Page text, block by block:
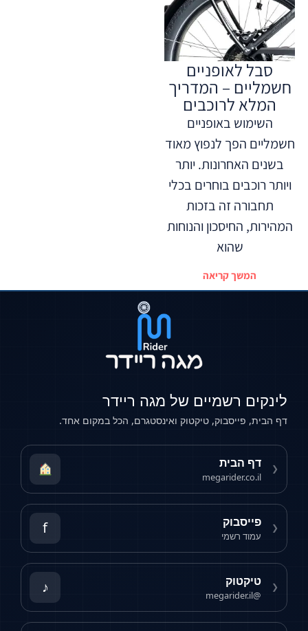
סבל לאופניים
חשמליים – המדריך
המלא לרוכבים
השימוש באופניים
חשמליים הפך לנפוץ מאוד
בשנים האחרונות. יותר
ויותר רוכבים בוחרים בכלי
תחבורה זה בזכות
המהירות, החיסכון והנוחות
שהוא
המשך קריאה
לינקים רשמיים של מגה ריידר
דף הבית, פייסבוק, טיקטוק ואינסטגרם, הכל במקום אחד.
❮ דף הבית
megarider.co.il
❮ פייסבוק
עמוד רשמי f
❮ טיקטוק
@megarider.il
♪